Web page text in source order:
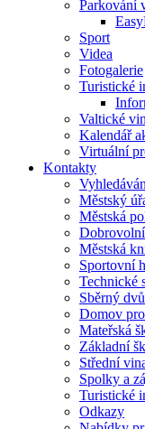
Parkování
Sport
Videa
Fotogalerie
Turistické
Valtické
Kalendář
Virtuální
Kontakty
Městský
Městská
Městská
Sportovní
Technické
Sběrný
Domov
Mateřská
Základní
Střední
Spolky a
Turistické
Odkazy